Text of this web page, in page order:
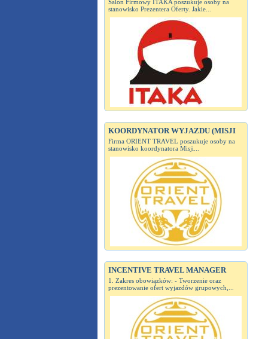
Salon Firmowy ITAKA poszukuje osoby na
stanowisko Prezentera Oferty. Jakie...
KOORDYNATOR WYJAZDU (MISJI
Firma ORIENT TRAVEL poszukuje osoby na
stanowisko koordynatora Misji...
INCENTIVE TRAVEL MANAGER
1. Zakres obowiązków: - Tworzenie oraz
prezentowanie ofert wyjazdów grupowych,...